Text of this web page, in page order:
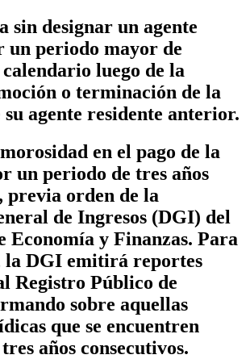
sin designar un agente
un periodo mayor de
luego de la
o terminación de la
su agente residente anterior.
en el pago de la
un periodo de tres años
previa orden de la
de Ingresos (DGI) del
Economía y Finanzas. Para
la DGI emitirá reportes
Registro Público de
sobre aquellas
que se encuentren
años consecutivos.